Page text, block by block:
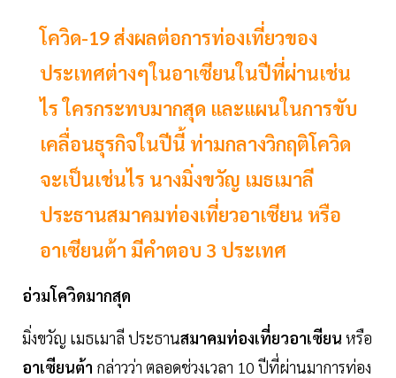
โควิด-19 ส่งผลต่อการท่องเที่ยวของ
ประเทศต่างๆในอาเซียนในปีที่ผ่านเช่น
ไร ใครกระทบมากสุด และแผนในการขับ
เคลื่อนธุรกิจในปีนี้ ท่ามกลางวิกฤติโควิด
จะเป็นเช่นไร นางมิ่งขวัญ เมธเมาลี
ประธานสมาคมท่องเที่ยวอาเซียน หรือ
อาเซียนต้า มีคำตอบ 3 ประเทศ
อ่วมโควิดมากสุด
มิ่งขวัญ เมธเมาลี ประธานสมาคมท่องเที่ยวอาเซียน หรือ
อาเซียนต้า กล่าวว่า ตลอดช่วงเวลา 10 ปีที่ผ่านมาการท่อง